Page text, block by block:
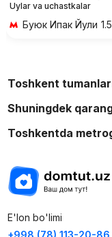
Uylar va uchastkalar
Буюк Ипак Йули
Toshkent
Shuningdek
Toshkentda
E'lon bo'limi